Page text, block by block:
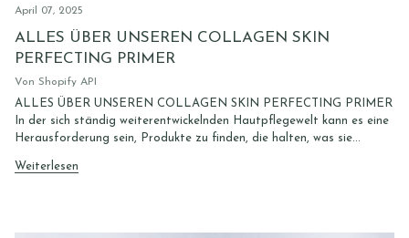
April 07, 2025
ALLES ÜBER UNSEREN COLLAGEN SKIN
PERFECTING PRIMER
Von Shopify API
ALLES ÜBER UNSEREN COLLAGEN SKIN PERFECTING PRIMER
In der sich ständig weiterentwickelnden Hautpflegewelt kann es eine
Herausforderung sein, Produkte zu finden, die halten, was sie...
Weiterlesen